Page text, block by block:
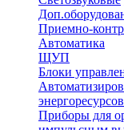
Приемно-
Автоматика
ЩУП
Блоки
Приборы для